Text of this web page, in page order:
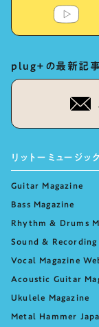
plug+の最新記事
リットーミュージッ
Guitar Magazine
Bass Magazine
Rhythm & Drums
Sound & Recording
Vocal Magazine
Acoustic Guitar
Ukulele Magazine
Metal Hammer